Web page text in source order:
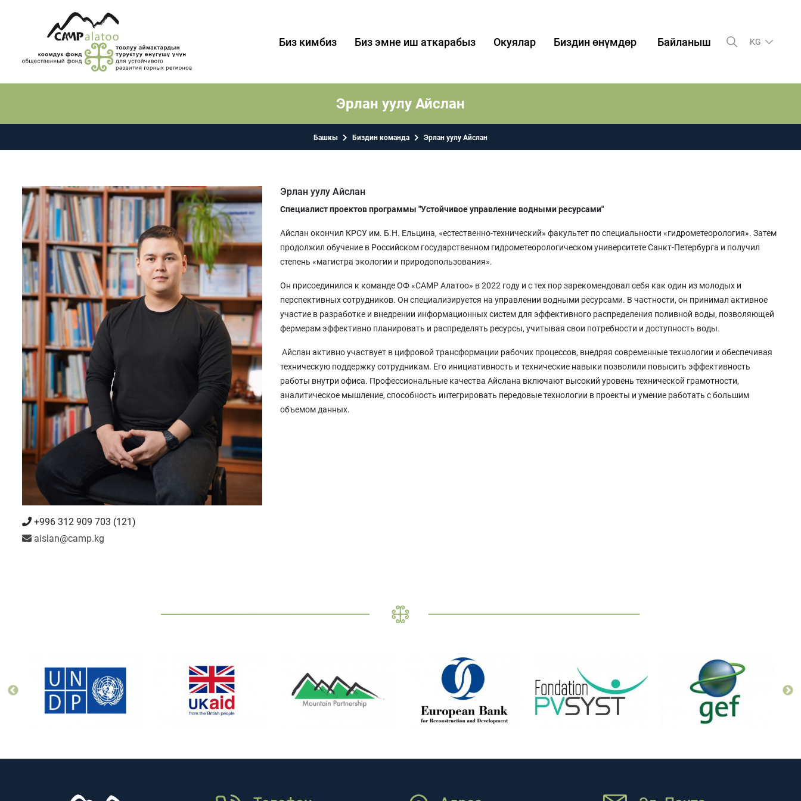
Биз кимбиз Биз эмне иш аткарабыз Окуялар Биздин өнүмдөр Байланыш KG
Эрлан уулу Айслан
Башкы Биздин команда Эрлан уулу Айслан
+996 312 909 703 (121)
aislan@camp.kg
Эрлан уулу Айслан
Специалист проектов программы "Устойчивое управление водными ресурсами"
Айслан окончил КРСУ им. Б.Н. Ельцина, «естественно-технический» факультет по специальности «гидрометеорология». Затем
продолжил обучение в Российском государственном гидрометеорологическом университете Санкт-Петербурга и получил
степень «магистра экологии и природопользования».
Он присоединился к команде ОФ «САМР Алатоо» в 2022 году и с тех пор зарекомендовал себя как один из молодых и
перспективных сотрудников. Он специализируется на управлении водными ресурсами. В частности, он принимал активное
участие в разработке и внедрении информационных систем для эффективного распределения поливной воды, позволяющей
фермерам эффективно планировать и распределять ресурсы, учитывая свои потребности и доступность воды.
Айслан активно участвует в цифровой трансформации рабочих процессов, внедряя современные технологии и обеспечивая
техническую поддержку сотрудникам. Его инициативность и технические навыки позволили повысить эффективность
работы внутри офиса. Профессиональные качества Айслана включают высокий уровень технической грамотности,
аналитическое мышление, способность интегрировать передовые технологии в проекты и умение работать с большим
объемом данных.